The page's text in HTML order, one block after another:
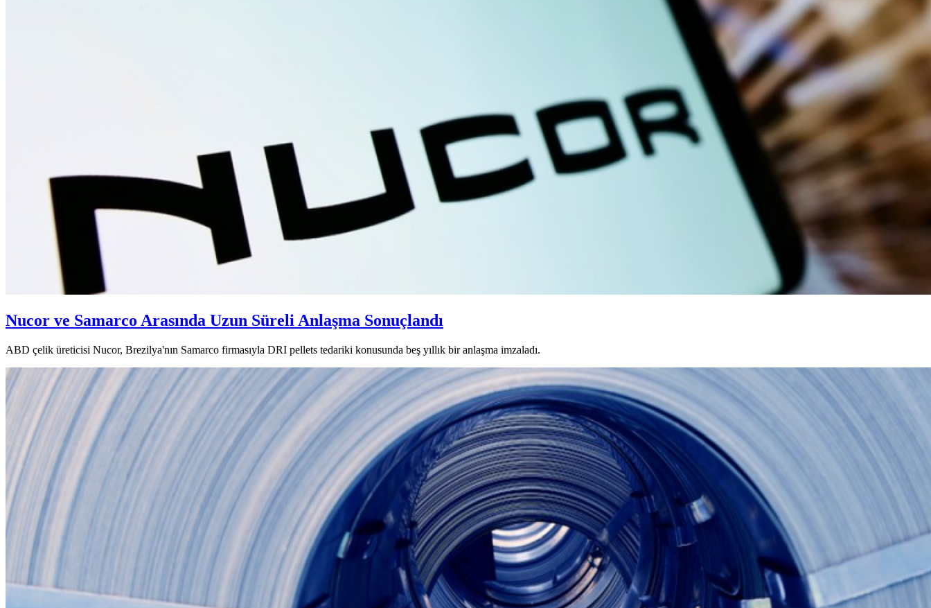
Nucor ve Samarco Arasında Uzun Süreli Anlaşma Sonuçlandı
ABD çelik üreticisi Nucor, Brezilya'nın Samarco firmasıyla DRI pellets tedariki konusunda beş yıllık bir anlaşma imzaladı.